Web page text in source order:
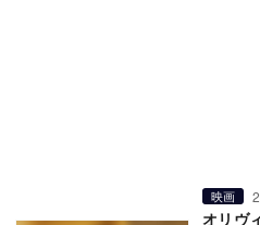
映画
オリヴ